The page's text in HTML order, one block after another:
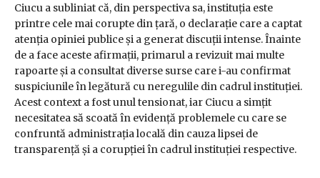
Ciucu a subliniat că, din perspectiva sa, instituția este
printre cele mai corupte din țară, o declarație care a captat
atenția opiniei publice și a generat discuții intense. Înainte
de a face aceste afirmații, primarul a revizuit mai multe
rapoarte și a consultat diverse surse care i-au confirmat
suspiciunile în legătură cu neregulile din cadrul instituției.
Acest context a fost unul tensionat, iar Ciucu a simțit
necesitatea să scoată în evidență problemele cu care se
confruntă administrația locală din cauza lipsei de
transparență și a corupției în cadrul instituției respective.